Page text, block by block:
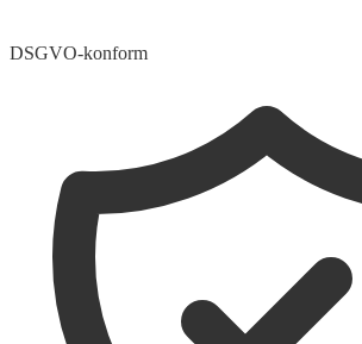
DSGVO-konform